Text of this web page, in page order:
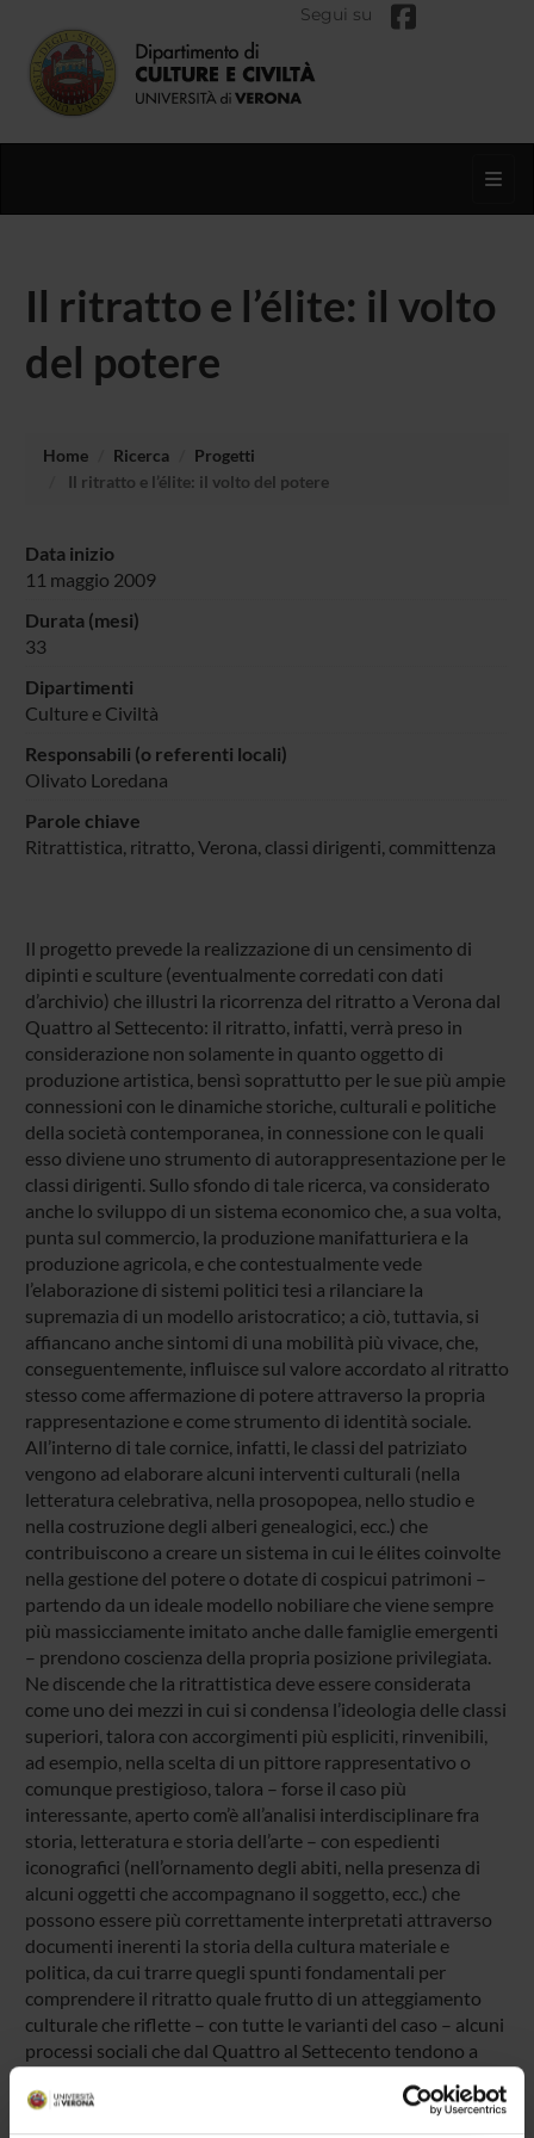
Segui su
Il ritratto e l’élite: il volto
del potere
Home Ricerca
Progetti
Il ritratto e l’élite: il volto del potere
Data inizio
11 maggio 2009
Durata (mesi)
33
Dipartimenti
Culture e Civiltà
Responsabili (o referenti locali)
Olivato Loredana
Parole chiave
Ritrattistica, ritratto, Verona, classi dirigenti, committenza
Il progetto prevede la realizzazione di un censimento di
dipinti e sculture (eventualmente corredati con dati
d’archivio) che illustri la ricorrenza del ritratto a Verona dal
Quattro al Settecento: il ritratto, infatti, verrà preso in
considerazione non solamente in quanto oggetto di
produzione artistica, bensì soprattutto per le sue più ampie
connessioni con le dinamiche storiche, culturali e politiche
della società contemporanea, in connessione con le quali
esso diviene uno strumento di autorappresentazione per le
classi dirigenti. Sullo sfondo di tale ricerca, va considerato
anche lo sviluppo di un sistema economico che, a sua volta,
punta sul commercio, la produzione manifatturiera e la
produzione agricola, e che contestualmente vede
l’elaborazione di sistemi politici tesi a rilanciare la
supremazia di un modello aristocratico; a ciò, tuttavia, si
affiancano anche sintomi di una mobilità più vivace, che,
conseguentemente, influisce sul valore accordato al ritratto
stesso come affermazione di potere attraverso la propria
rappresentazione e come strumento di identità sociale.
All’interno di tale cornice, infatti, le classi del patriziato
vengono ad elaborare alcuni interventi culturali (nella
letteratura celebrativa, nella prosopopea, nello studio e
nella costruzione degli alberi genealogici, ecc.) che
contribuiscono a creare un sistema in cui le élites coinvolte
nella gestione del potere o dotate di cospicui patrimoni –
partendo da un ideale modello nobiliare che viene sempre
più massicciamente imitato anche dalle famiglie emergenti
– prendono coscienza della propria posizione privilegiata.
Ne discende che la ritrattistica deve essere considerata
come uno dei mezzi in cui si condensa l’ideologia delle classi
superiori, talora con accorgimenti più espliciti, rinvenibili,
ad esempio, nella scelta di un pittore rappresentativo o
comunque prestigioso, talora – forse il caso più
interessante, aperto com’è all’analisi interdisciplinare fra
storia, letteratura e storia dell’arte – con espedienti
iconografici (nell’ornamento degli abiti, nella presenza di
alcuni oggetti che accompagnano il soggetto, ecc.) che
possono essere più correttamente interpretati attraverso
documenti inerenti la storia della cultura materiale e
politica, da cui trarre quegli spunti fondamentali per
comprendere il ritratto quale frutto di un atteggiamento
culturale che riflette – con tutte le varianti del caso – alcuni
processi sociali che dal Quattro al Settecento tendono a
celebrativa un mezzo e un punto di arrivo.